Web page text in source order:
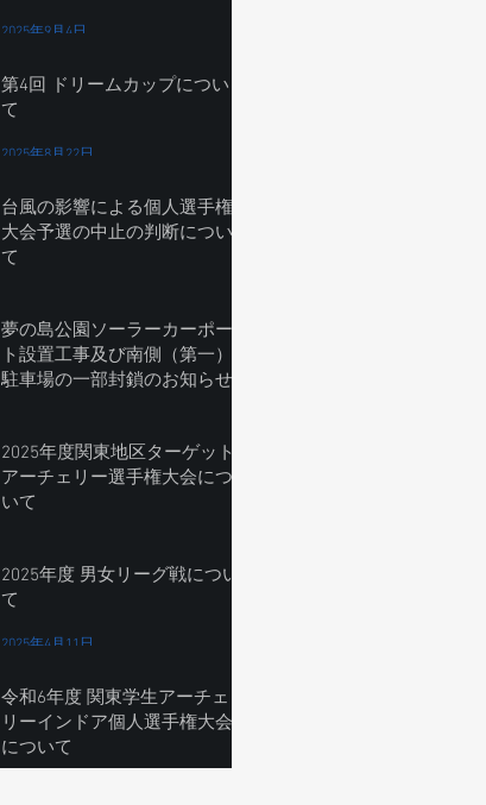
2025年9月4日
第4回 ドリームカップについ
て
2025年8月22日
台風の影響による個人選手権
大会予選の中止の判断につい
て
夢の島公園ソーラーカーポー
ト設置工事及び南側（第一）
駐車場の一部封鎖のお知らせ
2025年度関東地区ターゲット
アーチェリー選手権大会につ
いて
2025年度 男女リーグ戦につい
て
2025年4月11日
令和6年度 関東学生アーチェ
リーインドア個人選手権大会
について